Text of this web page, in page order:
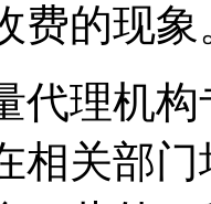
费的现象
代理机
相关部